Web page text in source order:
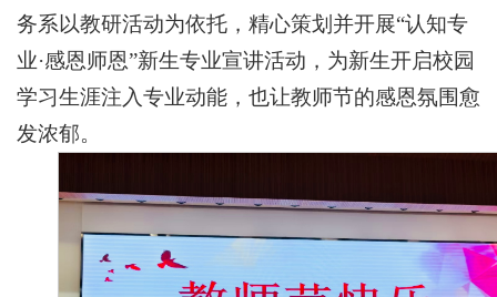
务系以教研活动为依托，精心策划并开展“认知专
业·感恩师恩”新生专业宣讲活动，为新生开启校园
学习生涯注入专业动能，也让教师节的感恩氛围愈
发浓郁。